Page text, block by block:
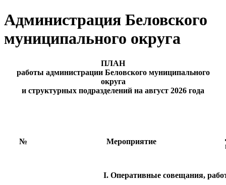
Администрация Беловского
муниципального округа
ПЛАН
работы администрации Беловского муниципального
округа
и структурных подразделений на август 2026 года
№ Мероприятие
I. Оперативные совещания,